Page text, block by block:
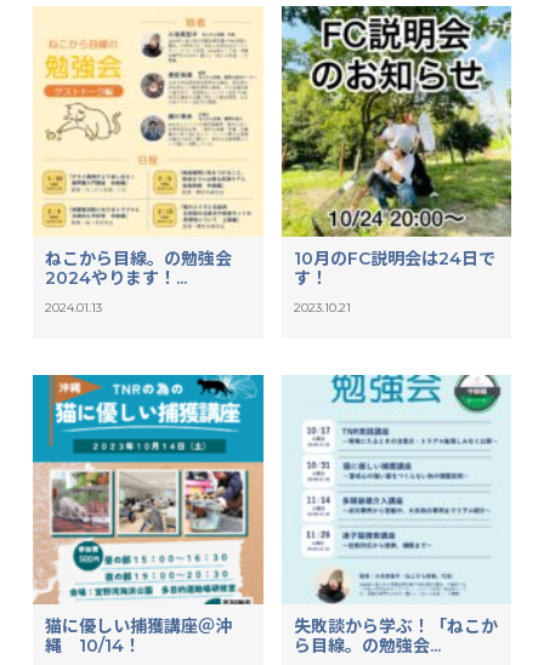
ねこから目線。の勉強会
2024やります！...
2024.01.13
10月のFC説明会は24日で
す！
2023.10.21
猫に優しい捕獲講座＠沖
縄 10/14！
失敗談から学ぶ！「ねこか
ら目線。の勉強会...